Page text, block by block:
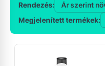
Rendezés:
Megjelenített termékek: